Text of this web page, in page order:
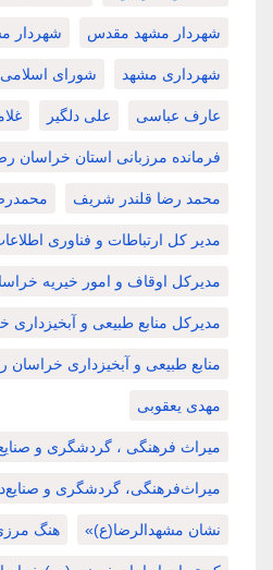
شهردار مشهد مقدس شهردار
شهرداری مشهد شورای
عارف عباسی علی دلگیر
فرمانده مرزبانی استان خراسان
محمد رضا قلندر شریف
مدیر کل ارتباطات و فناوری
مدیرکل اوقاف و امور خیریه
مدیرکل منابع طبیعی و
منابع طبیعی و آبخیزداری
مهدی یعقوبی
میراث فرهنگی ، گردشگری و
میراث‌فرهنگی، گردشگری و
نشان مشهدالرضا(ع)» هنگ مرزی